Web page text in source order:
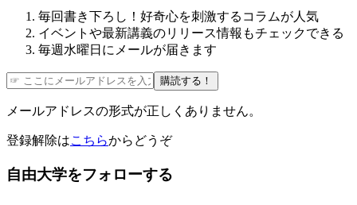
毎回書き下ろし！好奇心を刺激するコラムが人気
イベントや最新講義のリリース情報もチェックできる
毎週水曜日にメールが届きます
購読する！
メールアドレスの形式が正しくありません。
登録解除はこちらからどうぞ
自由大学をフォローする